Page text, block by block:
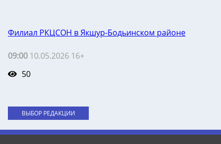
Филиал РКЦСОН в Якшур-Бодьинском районе
09:00 10.05.2026 16+
50
ВЫБОР РЕДАКЦИИ